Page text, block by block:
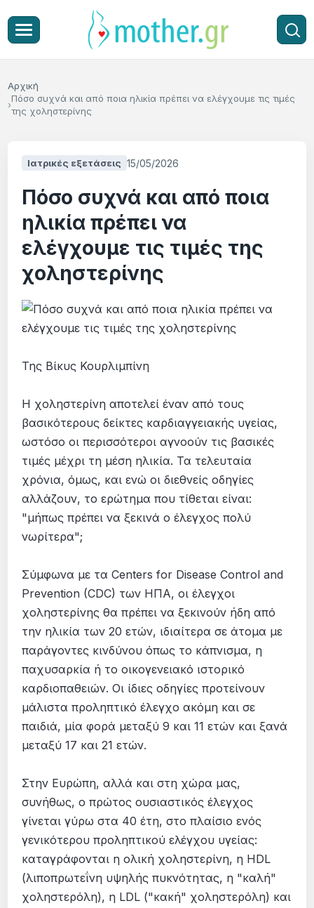
Αρχική
Πόσο συχνά και από ποια ηλικία πρέπει να ελέγχουμε τις τιμές
της χοληστερίνης
Ιατρικές εξετάσεις 15/05/2026
Πόσο συχνά και από ποια
ηλικία πρέπει να
ελέγχουμε τις τιμές της
χοληστερίνης
Της Βίκυς Κουρλιμπίνη
Η χοληστερίνη αποτελεί έναν από τους
βασικότερους δείκτες καρδιαγγειακής υγείας,
ωστόσο οι περισσότεροι αγνοούν τις βασικές
τιμές μέχρι τη μέση ηλικία. Τα τελευταία
χρόνια, όμως, και ενώ οι διεθνείς οδηγίες
αλλάζουν, το ερώτημα που τίθεται είναι:
"μήπως πρέπει να ξεκινά ο έλεγχος πολύ
νωρίτερα";
Σύμφωνα με τα Centers for Disease Control and
Prevention (CDC) των ΗΠΑ, οι έλεγχοι
χοληστερίνης θα πρέπει να ξεκινούν ήδη από
την ηλικία των 20 ετών, ιδιαίτερα σε άτομα με
παράγοντες κινδύνου όπως το κάπνισμα, η
παχυσαρκία ή το οικογενειακό ιστορικό
καρδιοπαθειών. Οι ίδιες οδηγίες προτείνουν
μάλιστα προληπτικό έλεγχο ακόμη και σε
παιδιά, μία φορά μεταξύ 9 και 11 ετών και ξανά
μεταξύ 17 και 21 ετών.
Στην Ευρώπη, αλλά και στη χώρα μας,
συνήθως, ο πρώτος ουσιαστικός έλεγχος
γίνεται γύρω στα 40 έτη, στο πλαίσιο ενός
γενικότερου προληπτικού ελέγχου υγείας:
καταγράφονται η ολική χοληστερίνη, η HDL
(λιποπρωτεΐνη υψηλής πυκνότητας, η "καλή"
χοληστερόλη), η LDL ("κακή" χοληστερόλη) και